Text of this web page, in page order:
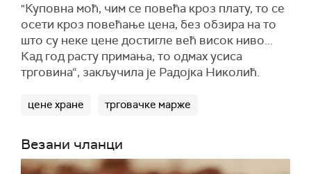
"Куповна моћ, чим се повећа кроз плату, то се
осети кроз повећање цена, без обзира на то
што су неке цене достигле већ висок ниво...
Кад год расту примања, то одмах усиса
трговина“, закључила је Радојка Николић.
цене хране трговачке марже
Везани чланци